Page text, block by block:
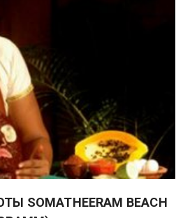
SOMATHEERAM BEACH